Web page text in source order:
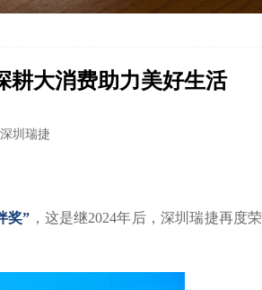
耕大消费助力美好生活
圳瑞捷
奖” ，这是继2024年后，深圳瑞捷再度